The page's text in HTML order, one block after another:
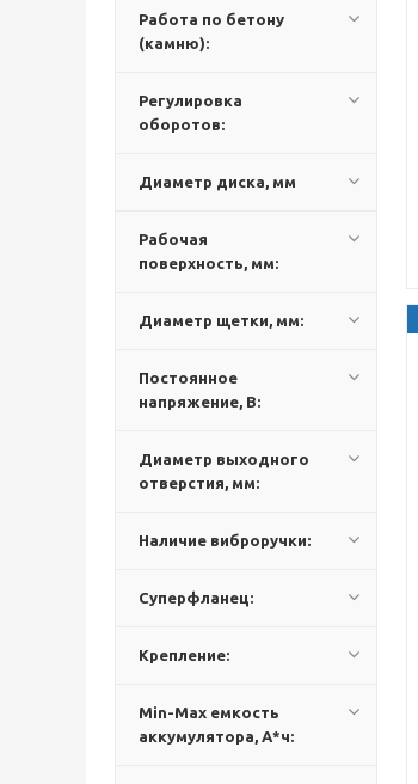
Работа по бетону
(камню):
Регулировка
оборотов:
Диаметр диска, мм
Рабочая
поверхность, мм:
Диаметр щетки, мм:
Постоянное
напряжение, В:
Диаметр выходного
отверстия, мм:
Наличие виброручки:
Суперфланец:
Крепление:
Min-Max емкость
аккумулятора, А*ч: